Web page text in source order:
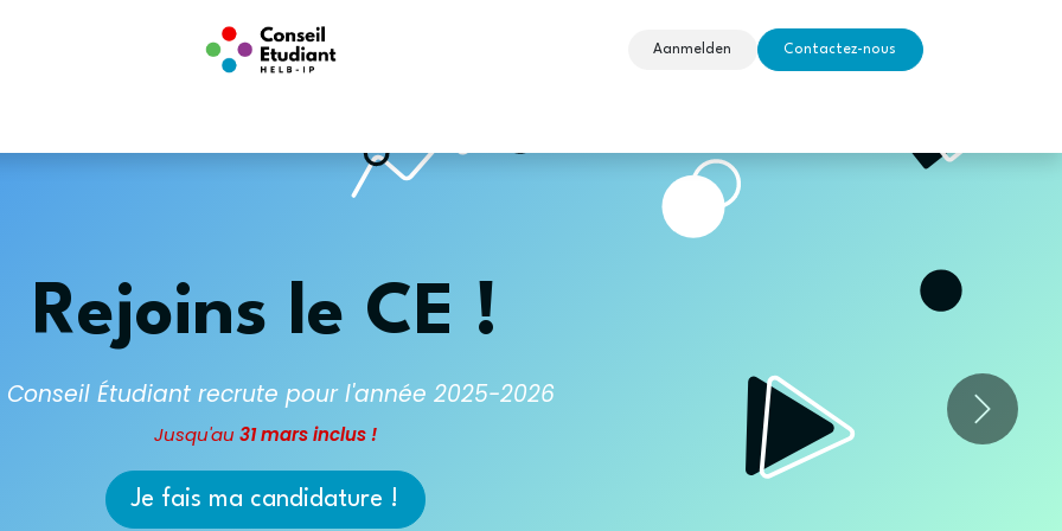
Aanmelden Contactez-nous
Rejoins le CE !
Conseil Étudiant recrute pour l'année 2025-2026
Jusqu'au 31 mars inclus !
Je fais ma candidature !
Suivant